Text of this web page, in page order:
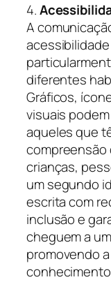
4.
A
diferentes
Gráficos,
visuais
aqueles que
crianças,
um segundo
escrita com
inclusão e
cheguem a
promovendo